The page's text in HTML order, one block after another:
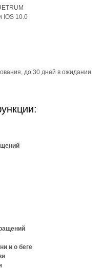
IOS 10.0
до 30 дней в ожидании
и о беге